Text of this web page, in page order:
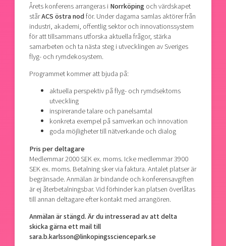
Årets konferens arrangeras i Norrköpingoch värdskapet
stårACS östra nodför. Under dagarna samlas aktörer från
industri, akademi, offentlig sektor och innovationssystem
för att tillsammans utforska aktuella frågor, stärka
samarbeten och ta nästa steg i utvecklingen av Sveriges
flyg- och rymdekosystem.
Programmet kommer att bjuda på:
aktuella perspektiv på flyg- och rymdsektorns
utveckling
inspirerande talare och panelsamtal
konkreta exempel på samverkan och innovation
goda möjligheter till nätverkande och dialog
Pris per deltagare
Medlemmar 2000 SEK ex. moms. Icke medlemmar 3900
SEK ex. moms. Betalning sker via faktura. Antalet platser är
begränsade. Anmälan är bindande och konferensavgiften
är ej återbetalningsbar. Vid förhinder kan platsen överlåtas
till annan deltagare efter kontakt med arrangören.
Anmälan är stängd. Är du intresserad av att delta
skicka gärna ett mail till
sara.b.karlsson@linkopingssciencepark.se